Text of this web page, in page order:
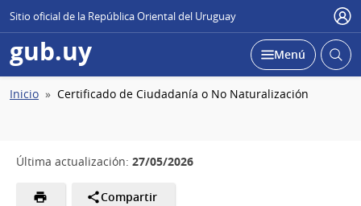
Sitio oficial de la República Oriental del Uruguay
gub.uy Desplegar
Menú Abrir
Ruta
Inicio Certificado de Ciudadanía o No Naturalización
Última actualización: 27/05/2026
Compartir